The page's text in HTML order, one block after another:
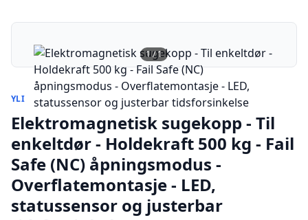
1/1
YLI
Elektromagnetisk sugekopp - Til
enkeltdør - Holdekraft 500 kg - Fail
Safe (NC) åpningsmodus -
Overflatemontasje - LED,
statussensor og justerbar